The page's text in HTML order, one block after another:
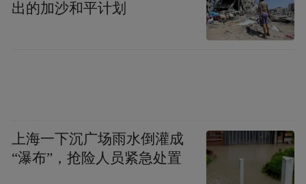
出的加沙和平计划
上海一下沉广场雨水倒灌成
“瀑布”，抢险人员紧急处置